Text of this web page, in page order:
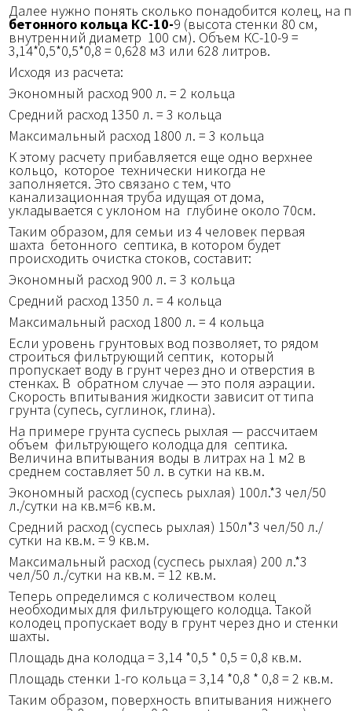
Далее нужно понять сколько понадобится колец, на
бетонного кольца КС-10-9 (высота стенки 80 см,
внутренний диаметр 100 см). Объем КС-10-9 =
3,14*0,5*0,5*0,8 = 0,628 м3 или 628 литров.
Исходя из расчета:
Экономный расход 900 л. = 2 кольца
Средний расход 1350 л. = 3 кольца
Максимальный расход 1800 л. = 3 кольца
К этому расчету прибавляется еще одно верхнее
кольцо, которое технически никогда не
заполняется. Это связано с тем, что
канализационная труба идущая от дома,
укладывается с уклоном на глубине около 70см.
Таким образом, для семьи из 4 человек первая
шахта бетонного септика, в котором будет
происходить очистка стоков, составит:
Экономный расход 900 л. = 3 кольца
Средний расход 1350 л. = 4 кольца
Максимальный расход 1800 л. = 4 кольца
Если уровень грунтовых вод позволяет, то рядом
строиться фильтрующий септик, который
пропускает воду в грунт через дно и отверстия в
стенках. В обратном случае — это поля аэрации.
Скорость впитывания жидкости зависит от типа
грунта (супесь, суглинок, глина).
На примере грунта суспесь рыхлая — рассчитаем
объем фильтрующего колодца для септика.
Величина впитывания воды в литрах на 1 м2 в
среднем составляет 50 л. в сутки на кв.м.
Экономный расход (суспесь рыхлая) 100л.*3 чел/50
л./сутки на кв.м=6 кв.м.
Средний расход (суспесь рыхлая) 150л*3 чел/50 л./
сутки на кв.м. = 9 кв.м.
Максимальный расход (суспесь рыхлая) 200 л.*3
чел/50 л./сутки на кв.м. = 12 кв.м.
Теперь определимся с количеством колец
необходимых для фильтрующего колодца. Такой
колодец пропускает воду в грунт через дно и стенки
шахты.
Площадь дна колодца = 3,14 *0,5 * 0,5 = 0,8 кв.м.
Площадь стенки 1-го кольца = 3,14 *0,8 * 0,8 = 2 кв.м.
Таким образом, поверхность впитывания нижнего